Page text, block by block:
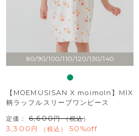
80/90/100/110/120/130/140
【MOEMUSISAN X moimoln】MIX
柄ラッフルスリーブワンピース
定価： 6,600 （税込）
3,300 税込 50%off